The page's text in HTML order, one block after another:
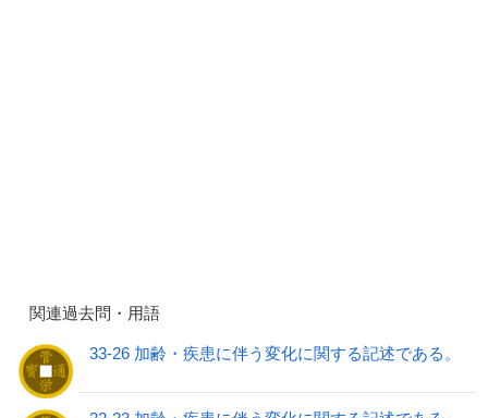
関連過去問・用語
33-26 加齢・疾患に伴う変化に関する記述である。